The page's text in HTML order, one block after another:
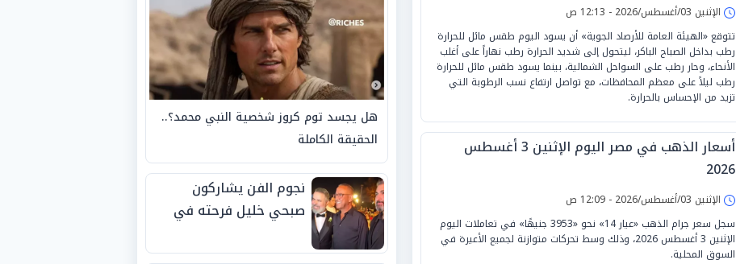
الإثنين 03/أغسطس/2026 - 12:13 ص
تتوقع «الهيئة العامة للأرصاد الجوية» أن يسود اليوم طقس مائل للحرارة
رطب بداخل الصباح الباكر، ليتحول إلى شديد الحرارة رطب نهاراً على أغلب
الأنحاء، وحار رطب على السواحل الشمالية، بينما يسود طقس مائل للحرارة
رطب ليلاً على معظم المحافظات، مع تواصل ارتفاع نسب الرطوبة التي
تزيد من الإحساس بالحرارة.
أسعار الذهب في مصر اليوم الإثنين 3 أغسطس
2026
الإثنين 03/أغسطس/2026 - 12:09 ص
سجل سعر جرام الذهب «عيار 14» نحو «3953 جنيهًا» في تعاملات اليوم
الإثنين 3 أغسطس 2026، وذلك وسط تحركات متوازنة لجميع الأعيرة في
السوق المحلية.
هل يجسد توم كروز شخصية النبي محمد؟..
الحقيقة الكاملة
نجوم الفن يشاركون
صبحي خليل فرحته في